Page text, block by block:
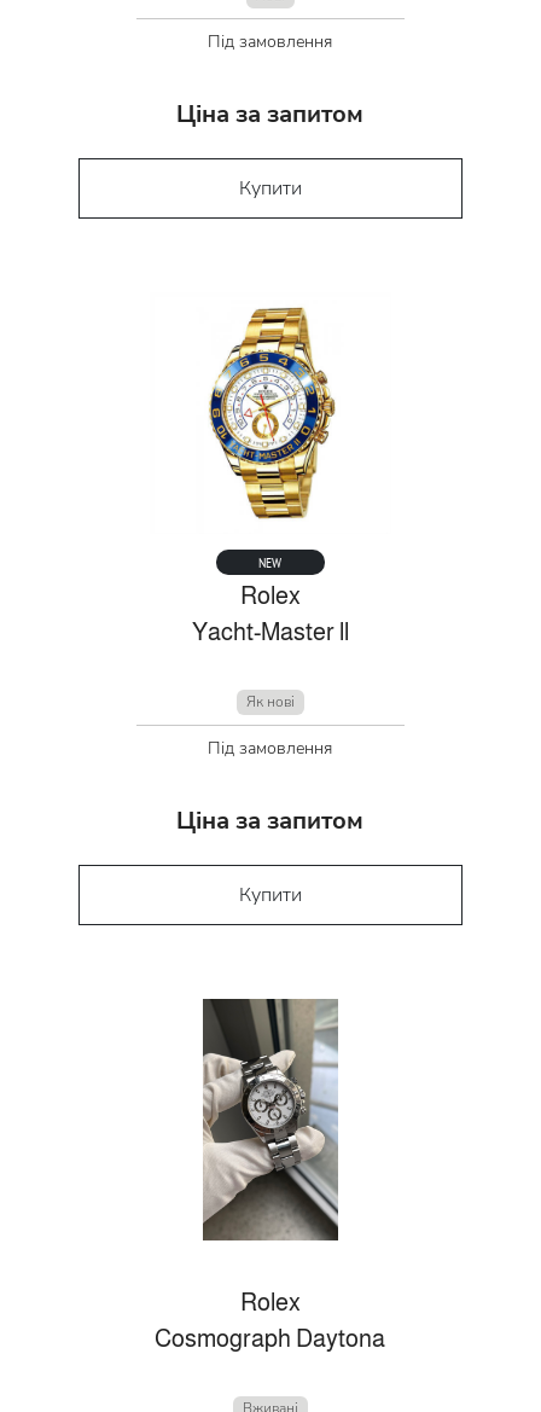
Під замовлення
Ціна за запитом
Купити
NEW
Rolex
Yacht-Master ll
Як нові
Під замовлення
Ціна за запитом
Купити
Rolex
Cosmograph Daytona